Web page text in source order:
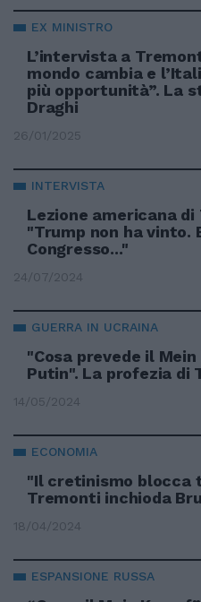
EX MINISTRO
L’intervista a
mondo cambia e
più opportunità”. La
Draghi
26/01/2025
INTERVISTA
Lezione americana
"Trump non ha vinto.
Congresso..."
24/07/2024
GUERRA IN UCRAINA
"Cosa prevede il
Putin". La profezia di
14/05/2024
ECONOMIA
"Il cretinismo blocca
Tremonti inchioda
18/04/2024
ESPANSIONE RUSSA